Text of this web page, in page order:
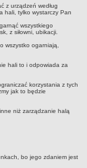
roku
roku
z urządzeń według
hali, tylko wystarczy Pan
wszystkiego
z siłowni, ubikacji.
wszystko ogarniają,
hali to i odpowiada za
korzystania z tych
jak to będzie
niż zarządzanie halą
bo jego zdaniem jest